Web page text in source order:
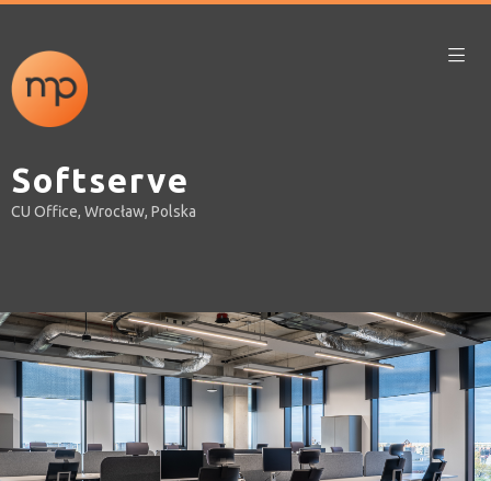
Softserve
CU Office, Wrocław, Polska